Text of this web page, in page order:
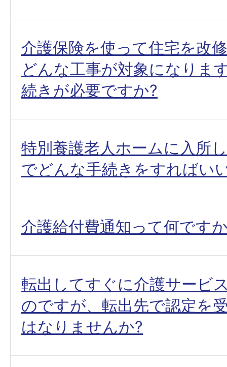
介護保険を使って住宅を改
どんな工事が対象になりま
続きが必要ですか?
特別養護老人ホームに入所
でどんな手続きをすればい
介護給付費通知って何です
転出してすぐに介護サービ
のですが、転出先で認定を
はなりませんか?